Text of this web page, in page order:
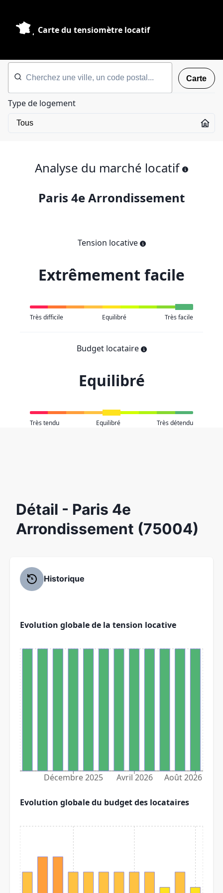
Carte du tensiomètre locatif
Carte
Type de logement
Analyse du marché locatif
Paris 4e Arrondissement
Tension locative
Extrêmement facile
Très difficile Equilibré Très facile
Budget locataire
Equilibré
Très tendu Equilibré Très détendu
Détail - Paris 4e
Arrondissement (75004)
Historique
Evolution globale de la tension locative
Décembre 2025 Avril 2026 Août 2026
Evolution globale du budget des locataires